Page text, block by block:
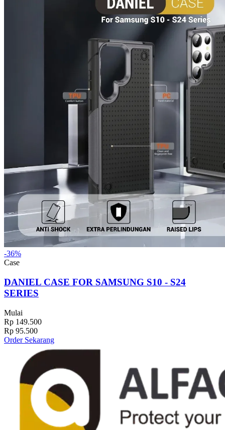
-36%
Case
DANIEL CASE FOR SAMSUNG S10 - S24
SERIES
Mulai
Rp 149.500
Rp 95.500
Order Sekarang